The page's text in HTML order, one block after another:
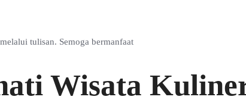
tulisan. Semoga bermanfaat
Wisata